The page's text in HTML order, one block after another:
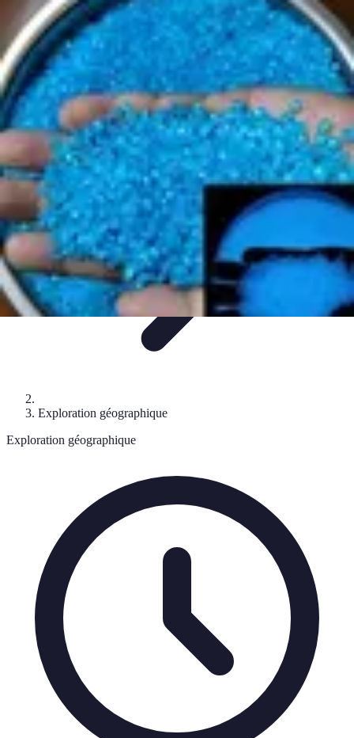
Géographie Explore
ExplorationCartographie et outils Exploration
GéographiqueGéographie Physique Îles et régions
Géographie Explore
Exploration géographique
Exploration géographique